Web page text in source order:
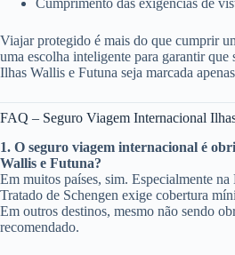
Viajar protegido é mais do que cumprir
uma escolha inteligente para garantir que
Ilhas Wallis e Futuna seja marcada
FAQ – Seguro Viagem Internacional
1. O seguro viagem internacional é
Wallis e Futuna?
Em muitos países, sim. Especialmente
Tratado de Schengen exige cobertura
Em outros destinos, mesmo não sendo
recomendado.